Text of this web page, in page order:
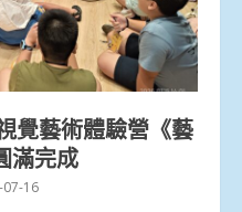
覺藝術體驗營《藝
滿完成
16